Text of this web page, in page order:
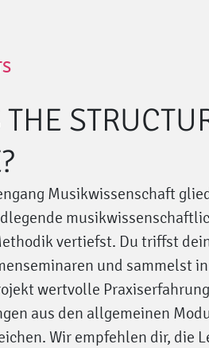
Musikwissenschaft
vertiefst. Du triffst
und sammelst
wertvolle
aus den allgemeinen
Wir empfehlen dir, die